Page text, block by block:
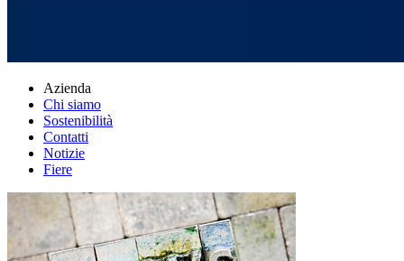
Azienda
Chi siamo
Sostenibilità
Contatti
Notizie
Fiere